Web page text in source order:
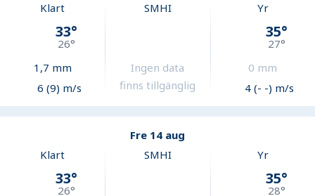
Klart
33°
26°
1,7 mm
6 (9) m/s
SMHI
Ingen data
finns tillgänglig
Yr
35°
27°
0 mm
4 (- -) m/s
Fre 14 aug
Klart
33°
26°
SMHI Yr
35°
28°